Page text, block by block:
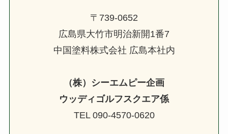
〒739-0652
広島県大竹市明治新開1番7
中国塗料株式会社 広島本社内
（株）シーエムピー企画
ウッディゴルフスクエア係
TEL 090-4570-0620